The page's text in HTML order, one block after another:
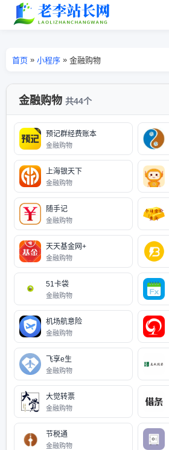
首页 » 小程序 » 金融购物
金融购物 共44个
预记群经费账本
金融购物
上海银天下
金融购物
随手记
金融购物
天天基金网+
金融购物
51卡袋
金融购物
机场航意险
金融购物
飞享e生
金融购物
大觉转票
金融购物
节税通
金融购物